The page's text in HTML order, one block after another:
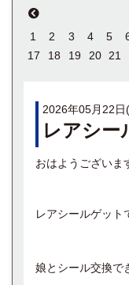
1
2 3 4 5
17
18 19 20 21
2026年05月22日
レアシー
おはようございま
レアシールゲット
娘とシール交換で